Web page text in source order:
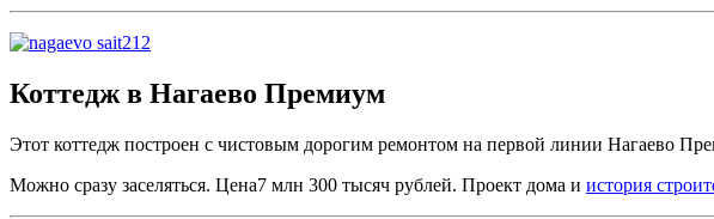
Коттедж в Нагаево Премиум
Этот коттедж построен с чистовым дорогим ремонтом на первой линии Нагаево
Можно сразу заселяться. Цена7 млн 300 тысяч рублей. Проект дома и история